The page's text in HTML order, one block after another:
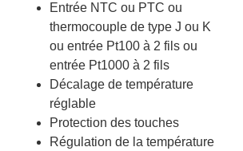
Entrée NTC ou PTC ou
thermocouple de type J ou K
ou entrée Pt100 à 2 fils ou
entrée Pt1000 à 2 fils
Décalage de température
réglable
Protection des touches
Régulation de la température